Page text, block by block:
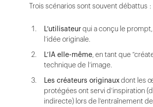
Trois scénarios sont souvent débattus :
L’utilisateurqui a conçu le
l’idée originale.
L’IA elle-même, en tant que
technique de l’image.
Les créateurs originauxdont les
protégées ont servi d’inspiration
indirecte) lors de l’entraînement de